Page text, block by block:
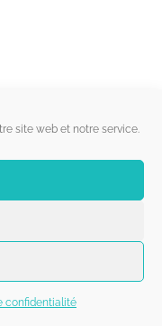
site web et notre service.
confidentialité